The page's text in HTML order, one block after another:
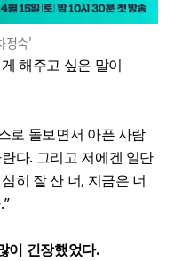
정숙'
해주고 싶은 말이
로 돌보면서 아픈 사람
다. 그리고 저에겐 일단
히 잘 산 너, 지금은 너
이 긴장했었다.